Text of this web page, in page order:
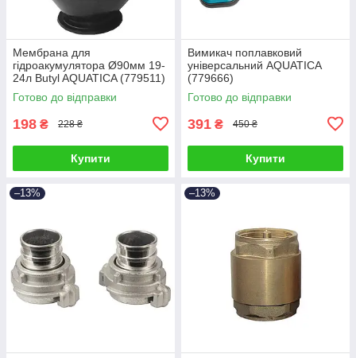
Мембрана для
гідроакумулятора Ø90мм 19-
24л Butyl AQUATICA (779511)
Готово до відправки
198 ₴ 228 ₴
Купити
Вимикач поплавковий
універсальний AQUATICA
(779666)
Готово до відправки
391 ₴ 450 ₴
Купити
–13% –13%